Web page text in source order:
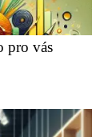
pro vás